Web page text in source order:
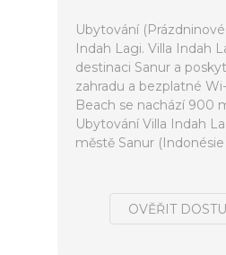
Ubytování
Indah Lagi. Villa Indah
destinaci Sanur a
zahradu a bezplatné
Beach se nachází 900
Ubytování Villa Indah
městě Sanur (Indonésie
OVĚŘIT